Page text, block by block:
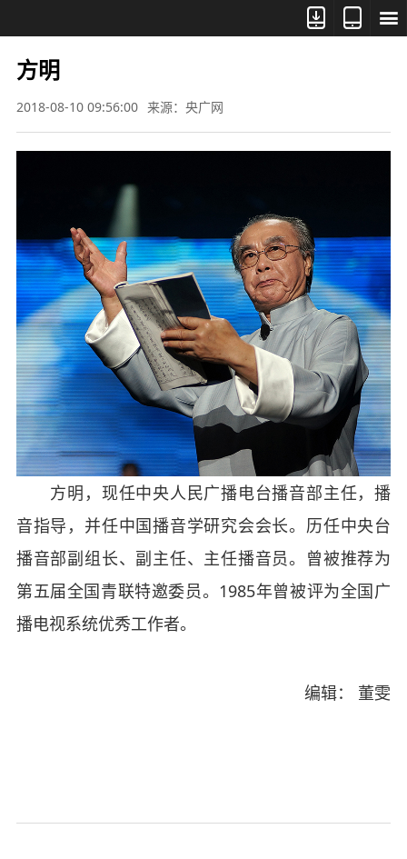



方明
2018-08-10 09:56:00 来源：央广网
方明，现任中央人民广播电台播音部主任，播
音指导，并任中国播音学研究会会长。历任中央台
播音部副组长、副主任、主任播音员。曾被推荐为
第五届全国青联特邀委员。1985年曾被评为全国广
播电视系统优秀工作者。
编辑： 董雯